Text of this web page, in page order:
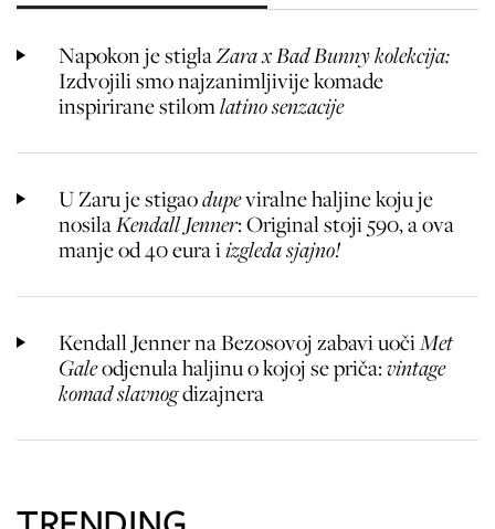
Napokon je stiglaZara x Bad Bunny kolekcija:
Izdvojili smo najzanimljivije komade
inspirirane stilomlatino senzacije
U Zaru je stigaodupeviralne haljine koju je
nosilaKendall Jenner: Original stoji 590, a ova
manje od 40 eura iizgleda sjajno!
Kendall Jenner na Bezosovoj zabavi uočiMet
Galeodjenula haljinu o kojoj se priča:vintage
komad slavnogdizajnera